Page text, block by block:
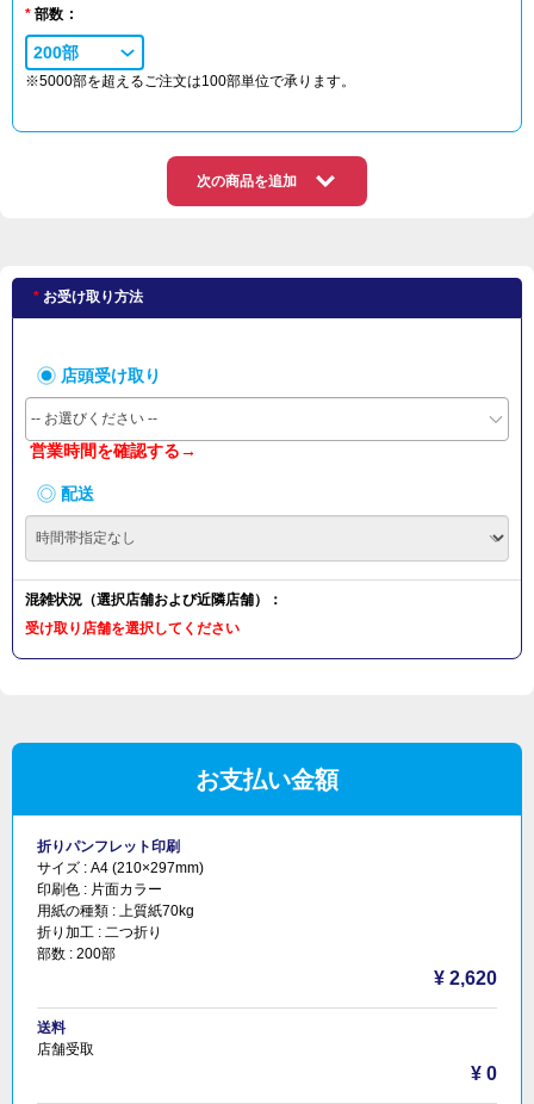
部数
200部
※5000部を超えるご注文は100部単位で承ります。
次の商品を追加
お受け取り方法
店頭受け取り
-- お選びください --
営業時間を確認する→
配送
混雑状況（選択店舗および近隣店舗）：
受け取り店舗を選択してください
お支払い金額
折りパンフレット印刷
サイズ : A4 (210×297mm)
印刷色 : 片面カラー
用紙の種類 : 上質紙70kg
折り加工 : 二つ折り
部数 : 200部
¥ 2,620
送料
店舗受取
¥ 0